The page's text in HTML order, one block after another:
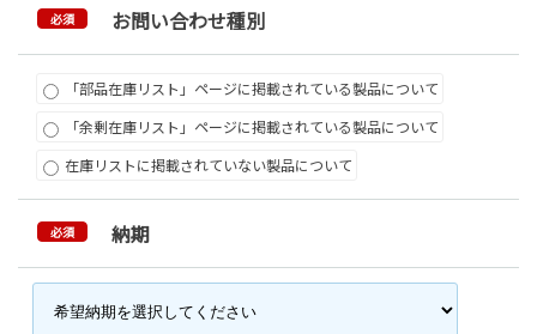
必須 お問い合わせ種別
「部品在庫リスト」ページに掲載されている製品について
「余剰在庫リスト」ページに掲載されている製品について
在庫リストに掲載されていない製品について
必須 納期